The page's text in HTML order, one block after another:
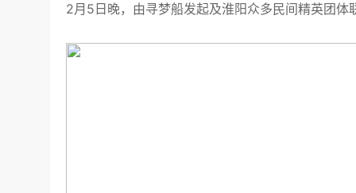
2月5日晚，由寻梦船发起及淮阳众多民间精英团